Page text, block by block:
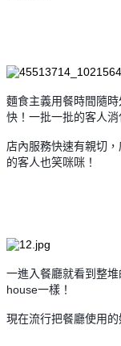
麵食主義用餐時間隨
快！一批一批的客人消
店內服務快速有親切
的客人也笑咪咪！
一進入餐廳就看到整
house一樣！
現在流行把餐廳使用